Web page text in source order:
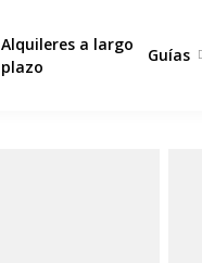
Alquileres a largo
plazo
Guías